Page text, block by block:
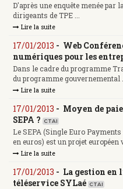
D'après une enquête menée par
dirigeants de TPE ...
Lire la suite
17/01/2013 - Web
numériques pour les
Dans le cadre du programme
du programme gouvernemental
Lire la suite
17/01/2013 - Moyen de
SEPA ?
CTAI
Le SEPA (Single Euro
en euros) est un projet européen
Lire la suite
17/01/2013 - La gestion en
téléservice SYLaé CTAI